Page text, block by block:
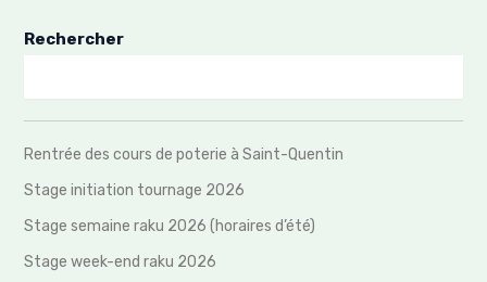
Rechercher
Rentrée des cours de poterie à Saint-Quentin
Stage initiation tournage 2026
Stage semaine raku 2026 (horaires d’été)
Stage week-end raku 2026